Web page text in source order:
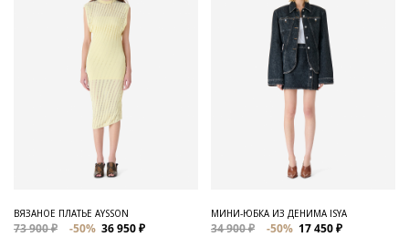
ВЯЗАНОЕ ПЛАТЬЕ AYSSON
73 900 ₽ -50% 36 950 ₽
МИНИ-ЮБКА ИЗ ДЕНИМА ISYA
34 900 ₽ -50% 17 450 ₽